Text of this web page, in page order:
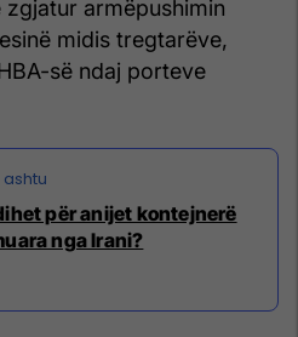
armëpushimin
midis tregtarëve,
së ndaj porteve
për anijet kontejnerë
nga Irani?